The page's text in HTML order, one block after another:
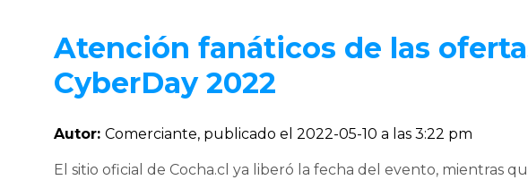
Atención fanáticos de las
CyberDay 2022
Autor: Comerciante, publicado el 2022-05-10 a las 3:22 pm
El sitio oficial de Cocha.cl ya liberó la fecha del evento, mientras